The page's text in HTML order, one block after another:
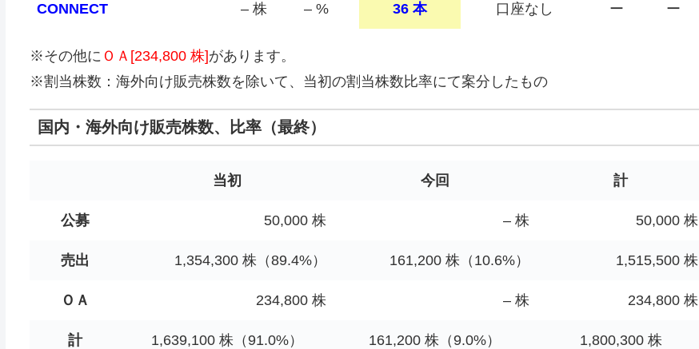
CONNECT – 株 – % 36 本 口座なし ー ー
※その他に ＯＡ[234,800 株]があります。
※割当株数：海外向け販売株数を除いて、当初の割当株数比率にて案分したもの
国内・海外向け販売株数、比率（最終）
当初 今回 計
公募 50,000 株 – 株 50,000 株
売出 1,354,300 株（89.4%） 161,200 株（10.6%） 1,515,500 株
ＯＡ 234,800 株 – 株 234,800 株
計 1,639,100 株（91.0%） 161,200 株（9.0%） 1,800,300 株